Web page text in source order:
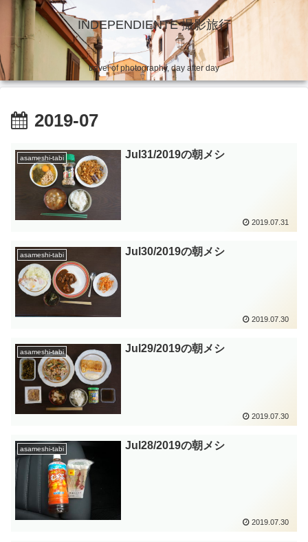
INDEPENDIENTE 撮影旅行
travel of photography, day after day
2019-07
asameshi-tabi Jul31/2019の朝メシ
2019.07.31
asameshi-tabi Jul30/2019の朝メシ
2019.07.30
asameshi-tabi Jul29/2019の朝メシ
2019.07.30
asameshi-tabi Jul28/2019の朝メシ
2019.07.30